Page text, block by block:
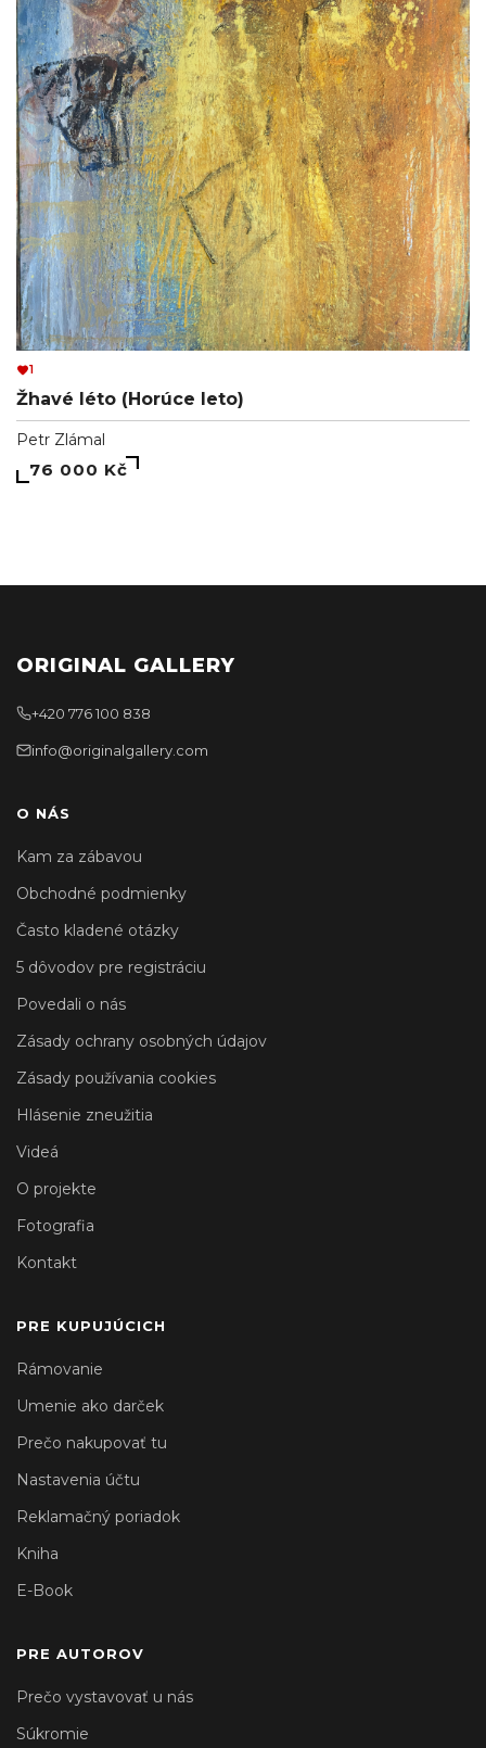
1
Žhavé léto (Horúce leto)
Petr Zlámal
76 000 Kč
ORIGINAL GALLERY
+420 776 100 838
info@originalgallery.com
O NÁS
Kam za zábavou
Obchodné podmienky
Často kladené otázky
5 dôvodov pre registráciu
Povedali o nás
Zásady ochrany osobných údajov
Zásady používania cookies
Hlásenie zneužitia
Videá
O projekte
Fotografia
Kontakt
PRE KUPUJÚCICH
Rámovanie
Umenie ako darček
Prečo nakupovať tu
Nastavenia účtu
Reklamačný poriadok
Kniha
E-Book
PRE AUTOROV
Prečo vystavovať u nás
Súkromie